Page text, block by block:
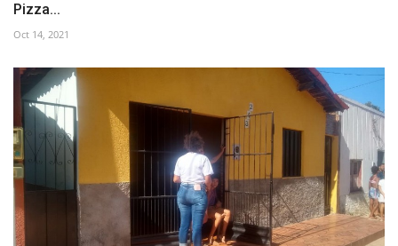
Pizza...
Oct 14, 2021